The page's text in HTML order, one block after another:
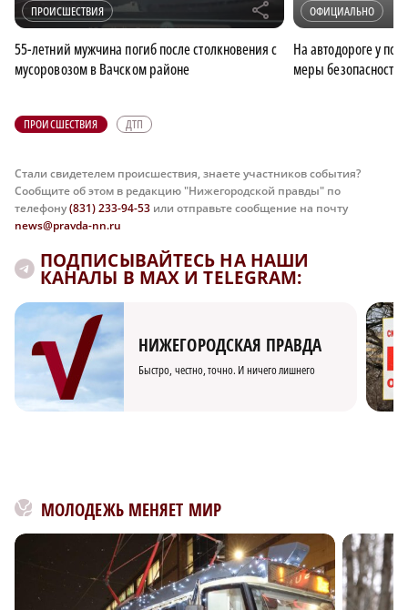
ПРОИСШЕСТВИЯ r
55-летний мужчина погиб после столкновения с
мусоровозом в Вачском районе
ОФИЦИАЛЬНО
На автодороге у
меры безопасности
ПРОИСШЕСТВИЯ ДТП
Стали свидетелем происшествия, знаете участников события?
Сообщите об этом в редакцию "Нижегородской правды" по
телефону(831) 233-94-53 или отправьте сообщение на почту
news@pravda-nn.ru
ПОДПИСЫВАЙТЕСЬ НА НАШИ
КАНАЛЫ В MAX И TELEGRAM:
НИЖЕГОРОДСКАЯ ПРАВДА
Быстро, честно, точно. И ничего лишнего
МОЛОДЕЖЬ МЕНЯЕТ МИР